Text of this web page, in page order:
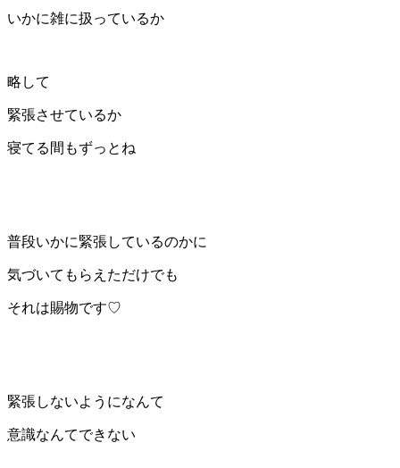
いかに雑に扱っているか
略して
緊張させているか
寝てる間もずっとね
普段いかに緊張しているのかに
気づいてもらえただけでも
それは賜物です♡
緊張しないようになんて
意識なんてできない